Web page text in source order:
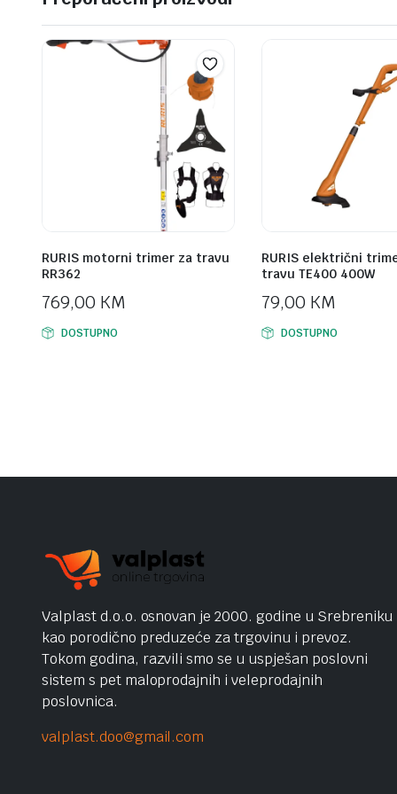
RURIS motorni trimer za travu
RR362
769,00 KM
DOSTUPNO
RURIS električni
travu TE400 400W
79,00 KM
DOSTUPNO
Valplast d.o.o. osnovan je 2000. godine u Srebreniku
kao porodično preduzeće za trgovinu i prevoz.
Tokom godina, razvili smo se u uspješan poslovni
sistem s pet maloprodajnih i veleprodajnih
poslovnica.
valplast.doo@gmail.com